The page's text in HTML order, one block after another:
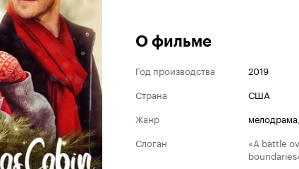
О фильме
Год производства
2019
Страна
США
Жанр
мелодрама,
Слоган
«A battle